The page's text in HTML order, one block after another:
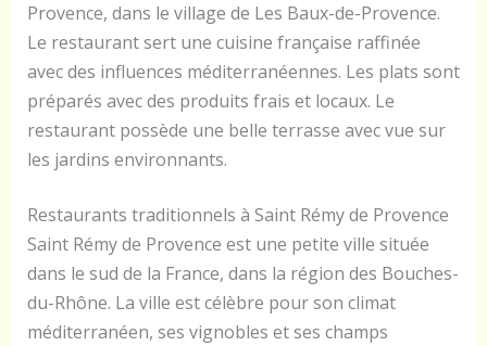
Provence, dans le village de Les Baux-de-Provence.
Le restaurant sert une cuisine française raffinée
avec des influences méditerranéennes. Les plats sont
préparés avec des produits frais et locaux. Le
restaurant possède une belle terrasse avec vue sur
les jardins environnants.
Restaurants traditionnels à Saint Rémy de Provence
Saint Rémy de Provence est une petite ville située
dans le sud de la France, dans la région des Bouches-
du-Rhône. La ville est célèbre pour son climat
méditerranéen, ses vignobles et ses champs